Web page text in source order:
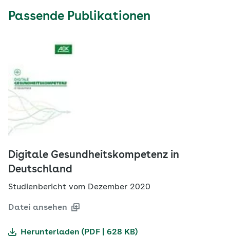
Passende Publikationen
Digitale Gesundheitskompetenz in
Deutschland
Studienbericht vom Dezember 2020
Datei ansehen
Herunterladen (PDF | 628 KB)